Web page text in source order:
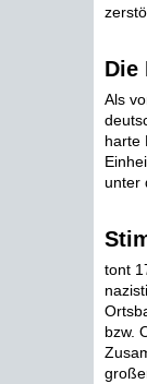
Die
Als
harte
unter
tont
bzw.